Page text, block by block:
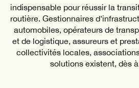
indispensable pour réussir la
routière. Gestionnaires
automobiles, opérateurs de
et de logistique, assureurs et
collectivités locales,
solutions existent, dès